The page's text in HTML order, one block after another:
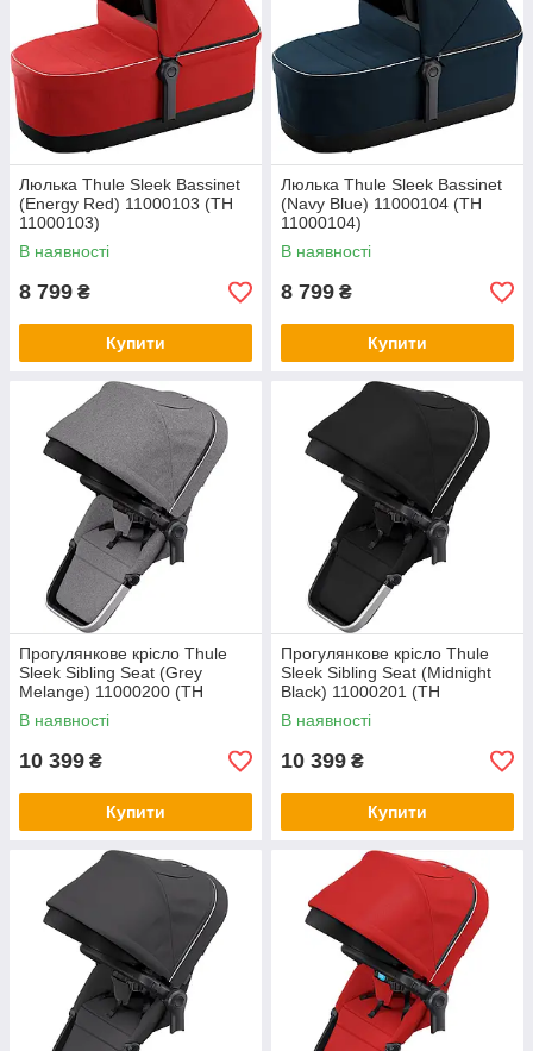
Люлька Thule Sleek Bassinet
(Energy Red) 11000103 (TH
11000103)
В наявності
8 799 ₴
Купити
Люлька Thule Sleek Bassinet
(Navy Blue) 11000104 (TH
11000104)
В наявності
8 799 ₴
Купити
Прогулянкове крісло Thule
Sleek Sibling Seat (Grey
Melange) 11000200 (TH
11000200)
В наявності
10 399 ₴
Купити
Прогулянкове крісло Thule
Sleek Sibling Seat (Midnight
Black) 11000201 (TH
11000201)
В наявності
10 399 ₴
Купити